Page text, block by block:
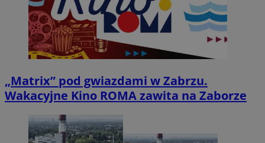
„Matrix” pod gwiazdami w Zabrzu.
Wakacyjne Kino ROMA zawita na Zaborze